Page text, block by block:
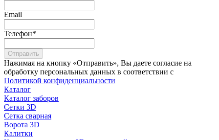
Email
Телефон*
Отправить
Нажимая на кнопку «Отправить», Вы даете согласие на
обработку персональных данных в соответствии с
Политикой конфиденциальности
Каталог
Каталог заборов
Сетки 3D
Сетка сварная
Ворота 3D
Калитки